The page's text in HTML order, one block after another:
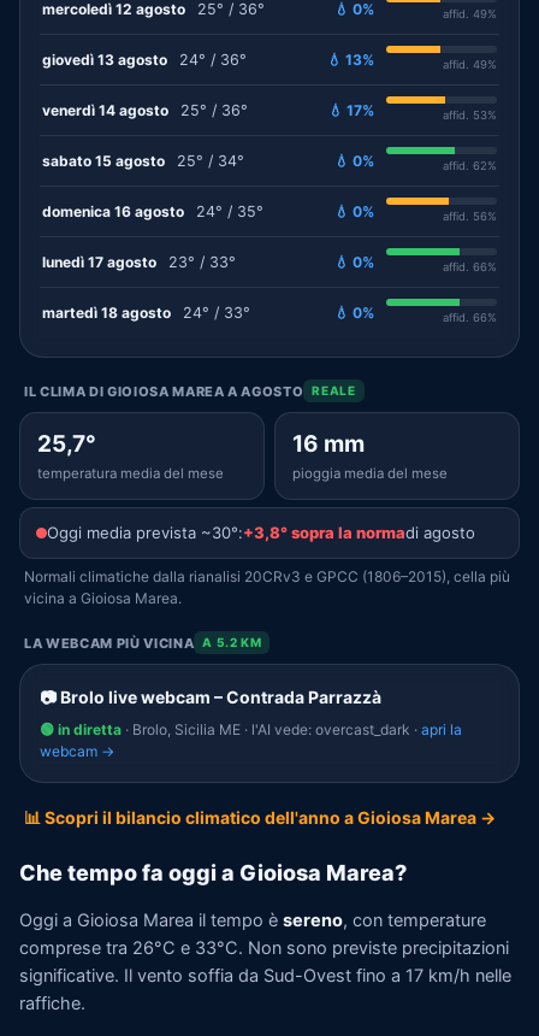
mercoledì 12 agosto 25° / 36° 💧 0% affid. 49%
giovedì 13 agosto 24° / 36° 💧 13% affid. 49%
venerdì 14 agosto 25° / 36° 💧 17% affid. 53%
sabato 15 agosto 25° / 34° 💧 0% affid. 62%
domenica 16 agosto 24° / 35° 💧 0% affid. 56%
lunedì 17 agosto 23° / 33° 💧 0% affid. 66%
martedì 18 agosto 24° / 33° 💧 0% affid. 66%
IL CLIMA DI GIOIOSA MAREA A AGOSTO REALE
25,7°
temperatura media del mese
16 mm
pioggia media del mese
Oggi media prevista ~30°:+3,8° sopra la normadi agosto
Normali climatiche dalla rianalisi 20CRv3 e GPCC (1806–2015), cella più
vicina a Gioiosa Marea.
LA WEBCAM PIÙ VICINA A 5.2 KM
📷 Brolo live webcam – Contrada Parrazzà
🟢 in diretta · Brolo, Sicilia ME · l'AI vede: overcast_dark · apri la
webcam →
📊 Scopri il bilancio climatico dell'anno a Gioiosa Marea →
Che tempo fa oggi a Gioiosa Marea?
Oggi a Gioiosa Marea il tempo è sereno, con temperature
comprese tra 26°C e 33°C. Non sono previste precipitazioni
significative. Il vento soffia da Sud-Ovest fino a 17 km/h nelle
raffiche.